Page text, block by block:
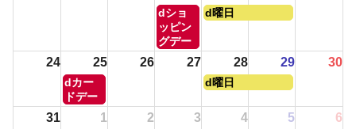
木
曜
日,
8
dショ
ッピン
グデー
金
8
21st
d曜日
24 25 26 27 28 29 30
火
曜
日,
dカー
ドデー
金
日,
d曜日
31 1 2 3 4 5 6